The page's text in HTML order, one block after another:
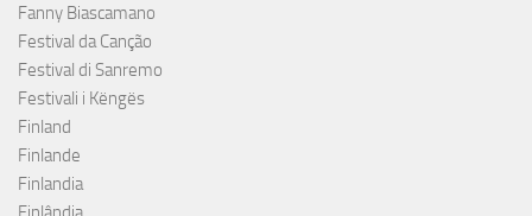
Fanny Biascamano
Festival da Canção
Festival di Sanremo
Festivali i Këngës
Finland
Finlande
Finlandia